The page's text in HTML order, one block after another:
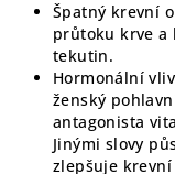
Špatný krevní
průtoku krve a
tekutin.
Hormonální
ženský
antagonista
Jinými slovy
zlepšuje